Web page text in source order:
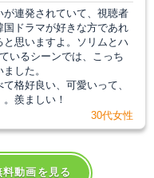
連発されていて、視聴者
ドラマが好きな方であれ
思いますよ。ソリムとハ
いるシーンでは、こっち
した。
格好良い、可愛いって、
羨ましい！
30代女性
動画を見る